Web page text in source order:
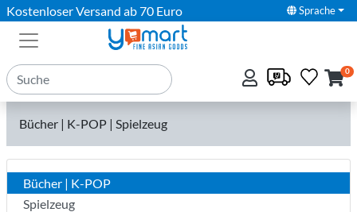
Kostenloser Versand ab 70 Euro Sprache
0
Bücher | K-POP | Spielzeug
Bücher | K-POP
Spielzeug